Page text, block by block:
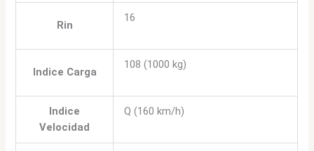
Rin
16
Indice Carga
108 (1000 kg)
Indice
Velocidad
Q (160 km/h)